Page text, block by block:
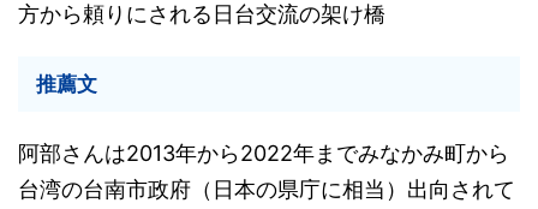
方から頼りにされる日台交流の架け橋
推薦文
阿部さんは2013年から2022年までみなかみ町から
台湾の台南市政府（日本の県庁に相当）出向されて